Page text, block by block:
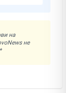
на
не